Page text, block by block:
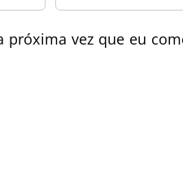
próxima vez que eu